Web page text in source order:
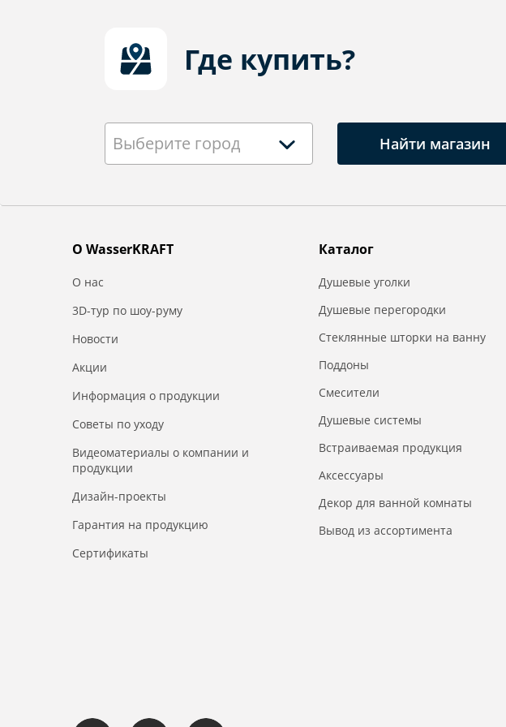
Где купить?
Выберите город Найти магазин
О WasserKRAFT
О нас
3D-тур по шоу-руму
Новости
Акции
Информация о продукции
Советы по уходу
Видеоматериалы о компании и
продукции
Дизайн-проекты
Гарантия на продукцию
Сертификаты
Каталог
Душевые уголки
Душевые перегородки
Стеклянные шторки на ванну
Поддоны
Смесители
Душевые системы
Встраиваемая продукция
Аксессуары
Декор для ванной комнаты
Вывод из ассортимента